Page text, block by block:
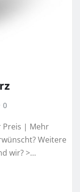
0
Preis | Mehr
Weitere
wir? >…